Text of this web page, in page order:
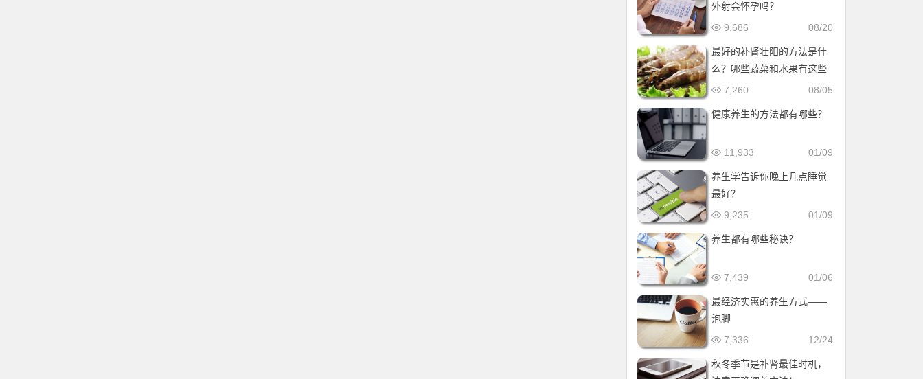
外射会怀孕吗？
08/20
9,686
最好的补肾壮阳的方法是什
么？哪些蔬菜和水果有这些
效果？
08/05
7,260
健康养生的方法都有哪些？
01/09
11,933
养生学告诉你晚上几点睡觉
最好？
01/09
9,235
养生都有哪些秘诀？
01/06
7,439
最经济实惠的养生方式——
泡脚
12/24
7,336
秋冬季节是补肾最佳时机，